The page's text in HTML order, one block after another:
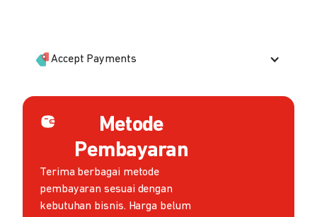
Accept Payments
Metode
Pembayaran
Terima berbagai metode
pembayaran sesuai dengan
kebutuhan bisnis. Harga belum